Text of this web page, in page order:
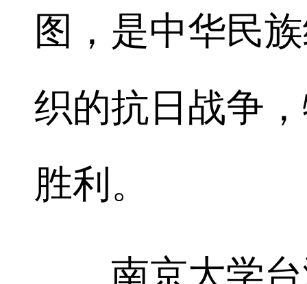
图，是中华民
织的抗日战争
胜利。
南京大学台